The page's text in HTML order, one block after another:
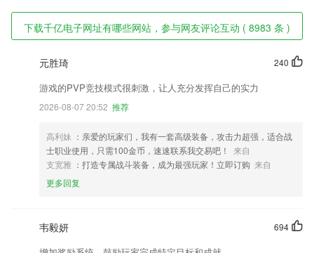
下载千亿电子网址有哪些网站，参与网友评论互动 ( 8983 条 )
240
元胜琦
游戏的PVP竞技模式很刺激，让人充分发挥自己的实力
2026-08-07 20:52 推荐
高利妹 ：亲爱的玩家们，我有一套高级装备，攻击力超强，适合战
士职业使用，只需100金币，速速联系我交易吧！
来自
支宽雅 ：打造专属战斗装备，成为最强玩家！立即订购 来自
更多回复
694
韦毅妍